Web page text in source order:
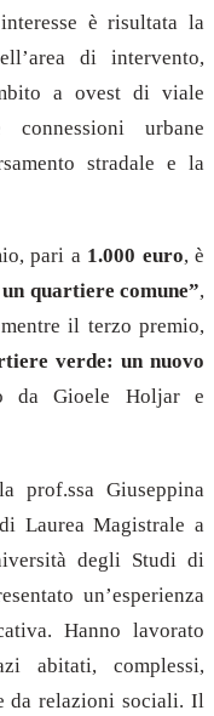
è risultata la
di intervento,
a ovest di viale
urbane
stradale e la
pari a 1.000 euro, è
quartiere comune”,
il terzo premio,
verde: un nuovo
da Gioele Holjar e
prof.ssa Giuseppina
Laurea Magistrale a
degli Studi di
un’esperienza
Hanno lavorato
abitati, complessi,
da relazioni sociali. Il